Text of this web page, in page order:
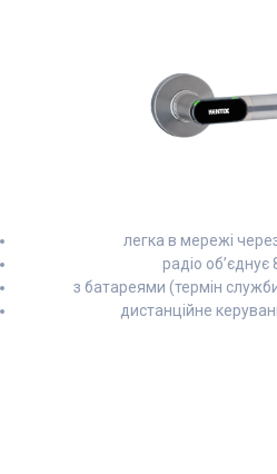
легка в мережі
радіо
з батареями (термін
дистанційне